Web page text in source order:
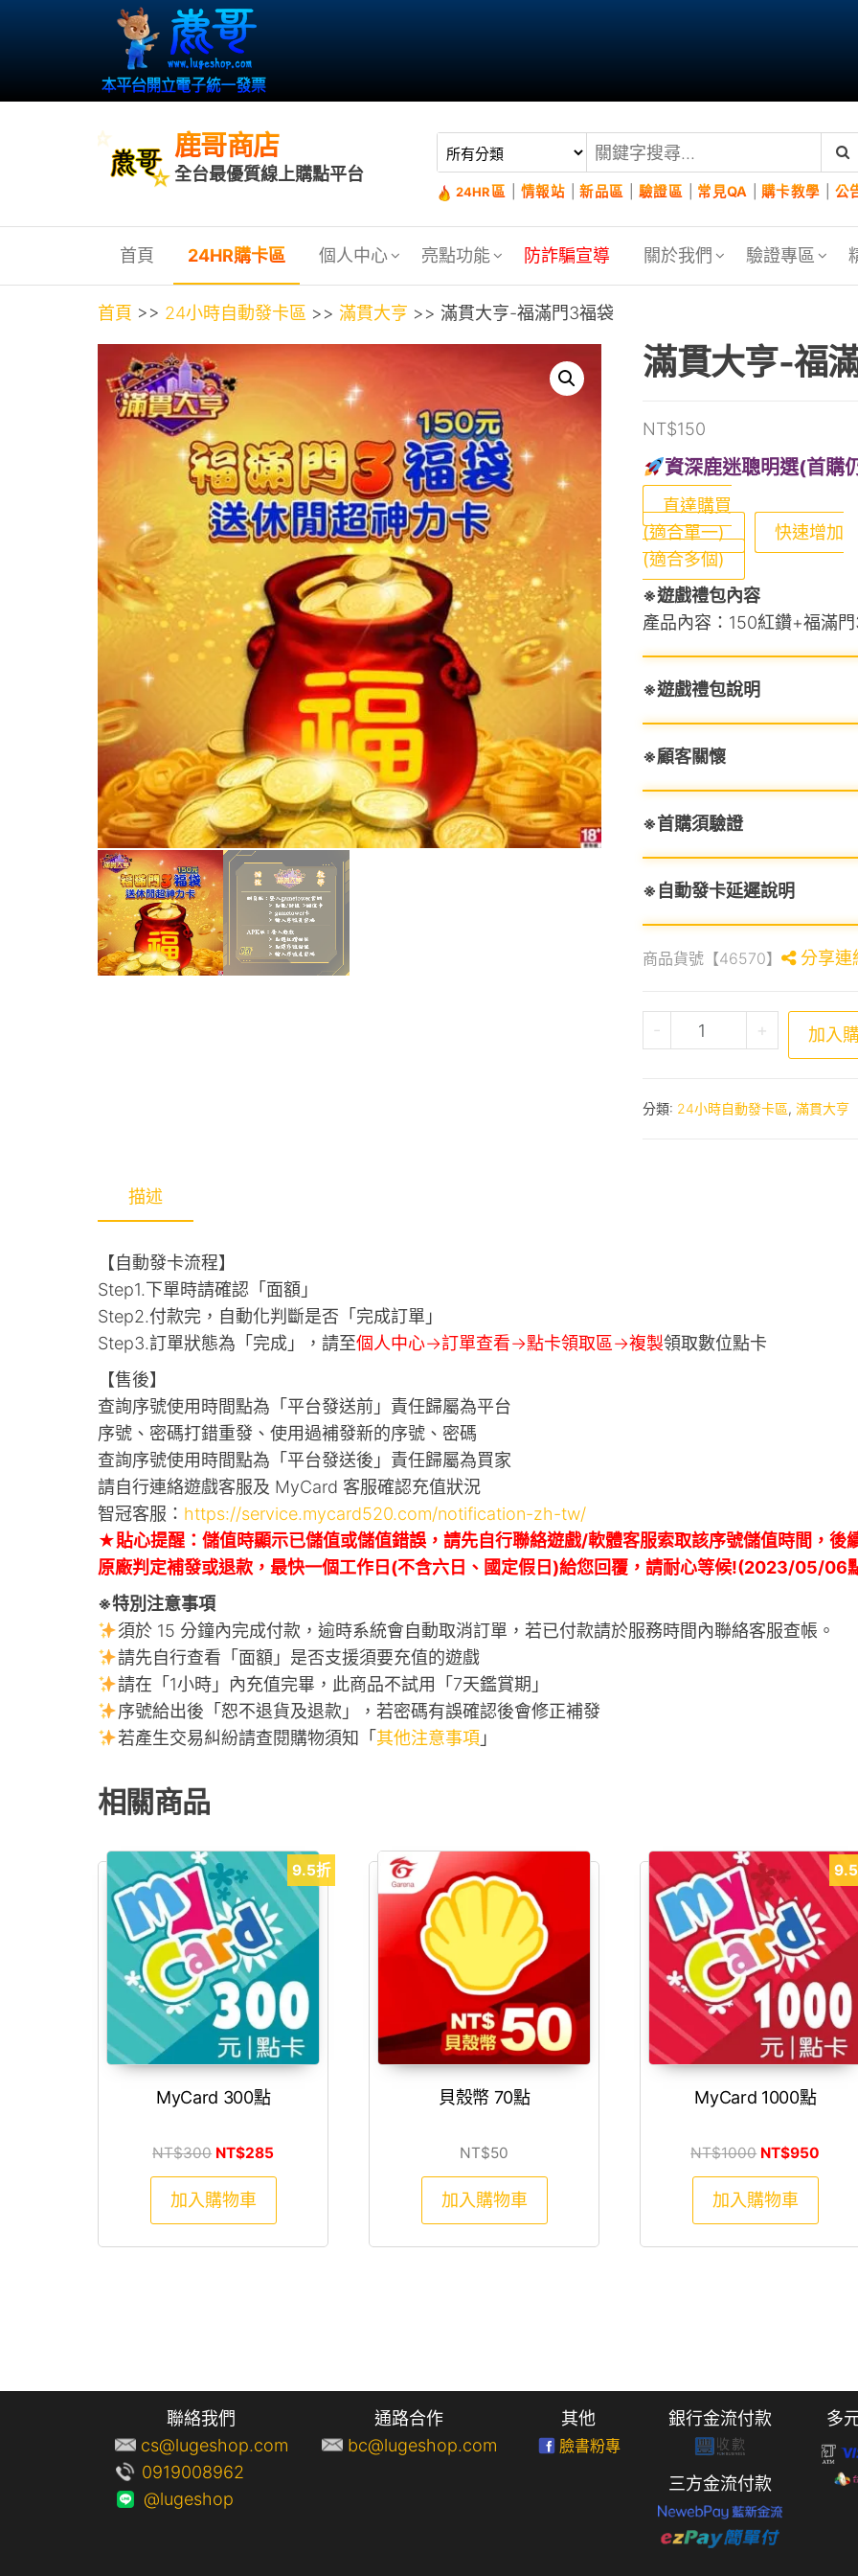
鹿哥商店
全台最優質線上購點平台
24HR區 情報站 |新品區 驗證區 常見QA 購卡教學 公
首頁 24HR購卡區 個人中心 亮點功能 防詐騙宣導 關於我們 驗證專區
首頁 >> 24小時自動發卡區 >> 滿貫大亨 >> 滿貫大亨-福滿門3福袋
滿貫大亨-福
NT$150
資深鹿迷聰明選(首購
直達購買
(適合單一)
快速增加
(適合多個)
※遊戲禮包內容
產品內容：150紅鑽+福滿
※遊戲禮包說明
※顧客關懷
※首購須驗證
※自動發卡延遲說明
商品貨號【46570】 分享連
- 滿貫大亨-福滿門3福袋
+ 加入
分類: 24小時自動發卡區,滿貫大亨
描述
【自動發卡流程】
Step1.下單時請確認「面額」
Step2.付款完，自動化判斷是否「完成訂單」
Step3.訂單狀態為「完成」，請至個人中心->訂單查看->點卡領取區->複製領取數位點卡
【售後】
查詢序號使用時間點為「平台發送前」責任歸屬為平台
序號、密碼打錯重發、使用過補發新的序號、密碼
查詢序號使用時間點為「平台發送後」責任歸屬為買家
請自行連絡遊戲客服及 MyCard 客服確認充值狀況
智冠客服： https://service.mycard520.com/notification-zh-tw/
★貼心提醒：儲值時顯示已儲值或儲值錯誤，請先自行聯絡遊戲/軟體客服索取該序號儲值時間，後
原廠判定補發或退款，最快一個工作日(不含六日、國定假日)給您回覆，請耐心等候!(2023/05/06
※特別注意事項
須於 15 分鐘內完成付款，逾時系統會自動取消訂單，若已付款請於服務時間內聯絡客服查帳。
請先自行查看「面額」是否支援須要充值的遊戲
請在「1小時」內充值完畢，此商品不試用「7天鑑賞期」
序號給出後「恕不退貨及退款」，若密碼有誤確認後會修正補發
若產生交易糾紛請查閱購物須知「 其他注意事項 」
相關商品
9.5折
MyCard 300點
NT$300 原始價格：NT$300。
NT$285目前價格：NT$285。
加入購物車
貝殼幣 70點
NT$50
加入購物車
MyCard 1000點
NT$1000 原始價格：
NT$950
加入購物車
聯絡我們
cs@lugeshop.com
0919008962
@lugeshop
通路合作
bc@lugeshop.com
其他
臉書粉專
銀行金流付款
三方金流付款
多